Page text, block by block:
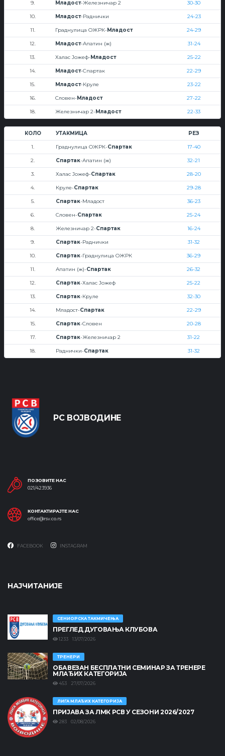
9. Младост-Железничар 2 30-30
10. Младост-Раднички 24-23
11. Граднулица ОЖРК-Младост 24-29
12. Младост-Апатин (ж) 31-24
13. Халас Јожеф-Младост 25-22
14. Младост-Спартак 22-29
15. Младост-Круле 23-22
16. Словен-Младост 27-22
18. Железничар 2-Младост 22-33
КОЛО УТАКМИЦА РЕЗ
1. Граднулица ОЖРК-Спартак 17-40
2. Спартак-Апатин (ж) 32-21
3. Халас Јожеф-Спартак 28-20
4. Круле-Спартак 29-28
5. Спартак-Младост 36-23
6. Словен-Спартак 25-24
8. Железничар 2-Спартак 16-24
9. Спартак-Раднички 31-32
10. Спартак-Граднулица ОЖРК 36-29
11. Апатин (ж)-Спартак 26-32
12. Спартак-Халас Јожеф 25-22
13. Спартак-Круле 32-30
14. Младост-Спартак 22-29
15. Спартак-Словен 20-28
17. Спартак-Железничар 2 31-22
18. Раднички-Спартак 31-32
РС ВОЈВОДИНЕ
ПОЗОВИТЕ НАС
021/423936
КОНТАКТИРАЈТЕ НАС
office@rsv.co.rs
FACEBOOK INSTAGRAM
НАЈЧИТАНИЈЕ
СЕНИОРСКА ТАКМИЧЕЊА
ПРЕГЛЕД ДУГОВАЊА КЛУБОВА
1233 13/07/2026
ТРЕНЕРИ
ОБАВЕЗАН БЕСПЛАТНИ СЕМИНАР ЗА ТРЕНЕРЕ
МЛАЂИХ КАТЕГОРИЈА
453 27/07/2026
ЛИГА МЛАЂИХ КАТЕГОРИЈА
ПРИЈАВА ЗА ЛМК РСВ У СЕЗОНИ 2026/2027
283 02/08/2026